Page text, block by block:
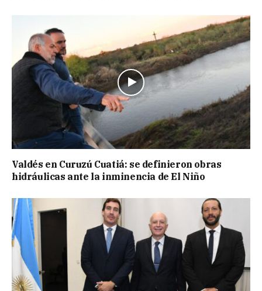
Valdés en Curuzú Cuatiá: se definieron obras
hidráulicas ante la inminencia de El Niño